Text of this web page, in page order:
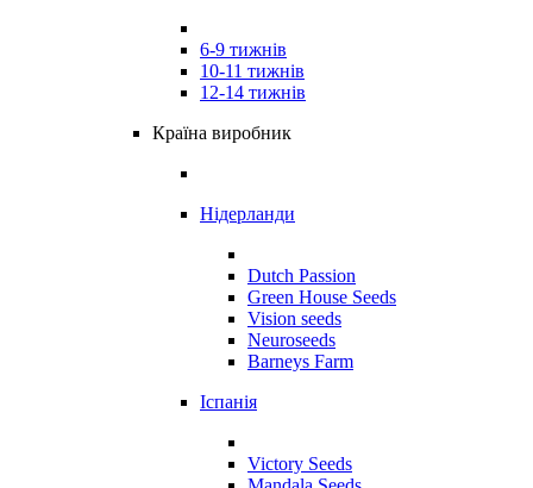
6-9 тижнів
10-11 тижнів
12-14 тижнів
Країна виробник
Нідерланди
Dutch Passion
Green House Seeds
Vision seeds
Neuroseeds
Barneys Farm
Іспанія
Victory Seeds